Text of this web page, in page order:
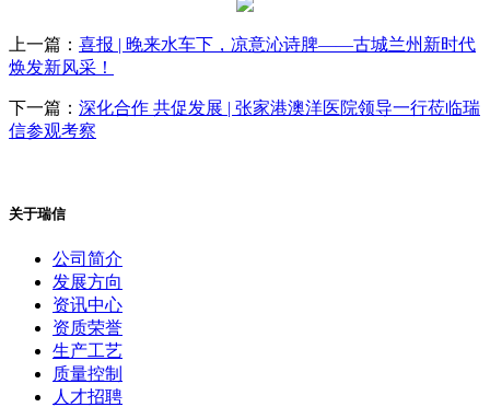
上一篇： 喜报 | 晚来水车下，凉意沁诗脾——古城兰州新时代
焕发新风采！
下一篇： 深化合作 共促发展 | 张家港澳洋医院领导一行莅临瑞
信参观考察
关于瑞信
公司简介
发展方向
资讯中心
资质荣誉
生产工艺
质量控制
人才招聘